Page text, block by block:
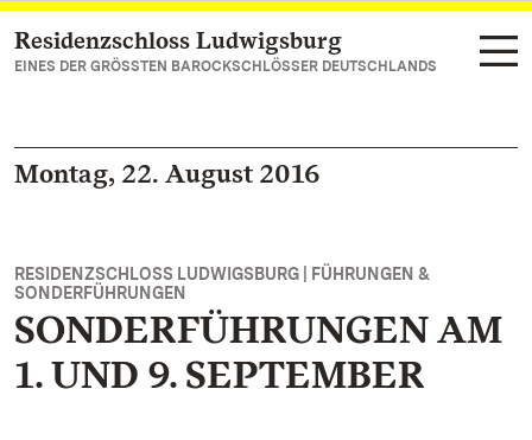
Zum Hauptinhalt springen
Residenzschloss Ludwigsburg
EINES DER GRÖSSTEN BAROCKSCHLÖSSER DEUTSCHLANDS
Montag, 22. August 2016
RESIDENZSCHLOSS LUDWIGSBURG | FÜHRUNGEN &
SONDERFÜHRUNGEN
SONDERFÜHRUNGEN AM
1. UND 9. SEPTEMBER